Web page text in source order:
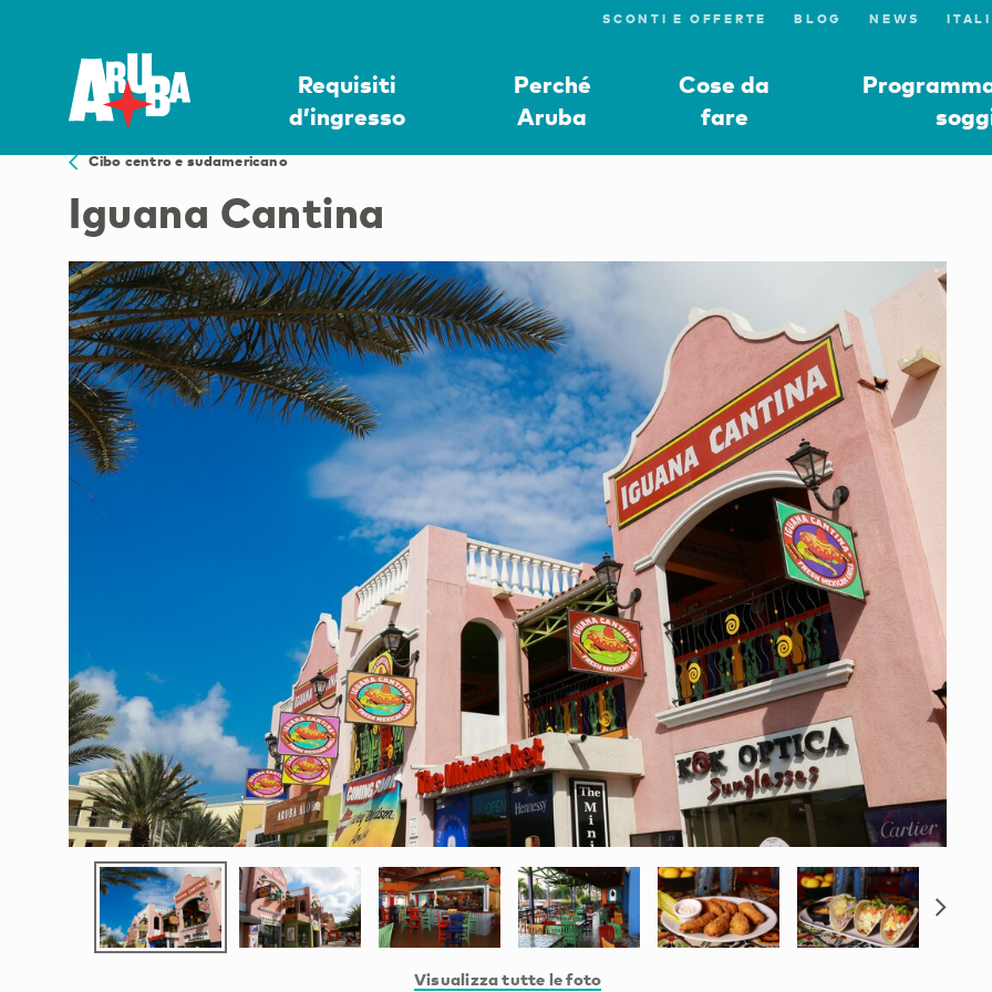
SCONTI E OFFERTE BLOG NEWS
Requisiti
d’ingresso
Perché
Aruba
Cose da
fare
Cibo centro e sudamericano
Iguana Cantina
Visualizza tutte le foto